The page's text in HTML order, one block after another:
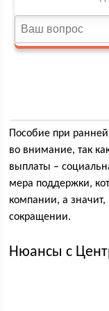
Пособие при ранней
во внимание, так
выплаты –
мера поддержки,
компании, а
сокращении.
Нюансы с